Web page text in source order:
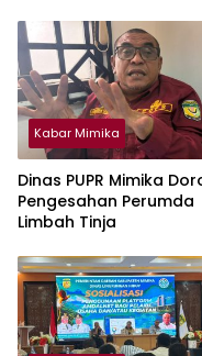
Biosolar
Kabar Mimika
Dinas PUPR Mimika
Pengesahan Perumda
Limbah Tinja